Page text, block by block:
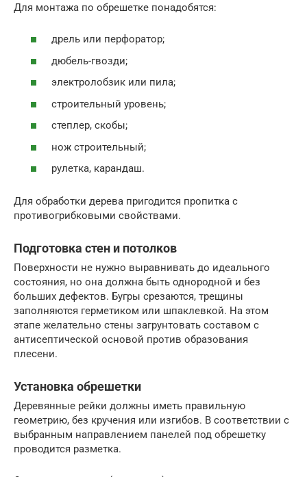
Для монтажа по обрешетке понадобятся:
дрель или перфоратор;
дюбель-гвозди;
электролобзик или пила;
строительный уровень;
степлер, скобы;
нож строительный;
рулетка, карандаш.
Для обработки дерева пригодится пропитка с
противогрибковыми свойствами.
Подготовка стен и потолков
Поверхности не нужно выравнивать до идеального
состояния, но она должна быть однородной и без
больших дефектов. Бугры срезаются, трещины
заполняются герметиком или шпаклевкой. На этом
этапе желательно стены загрунтовать составом с
антисептической основой против образования
плесени.
Установка обрешетки
Деревянные рейки должны иметь правильную
геометрию, без кручения или изгибов. В соответствии с
выбранным направлением панелей под обрешетку
проводится разметка.